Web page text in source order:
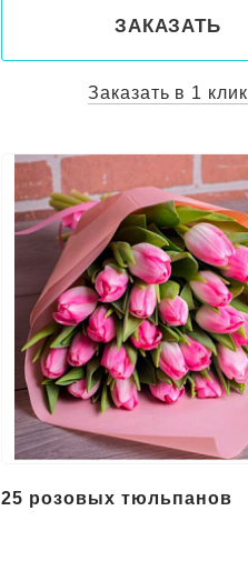
ЗАКАЗАТЬ
Заказать в 1 клик
25 розовых тюльпанов